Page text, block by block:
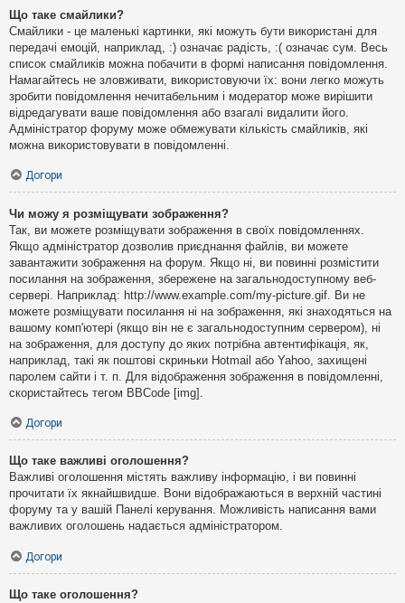
Що таке смайлики?
Смайлики - це маленькі картинки, які можуть бути використані для
передачі емоцій, наприклад, :) означає радість, :( означає сум. Весь
список смайликів можна побачити в формі написання повідомлення.
Намагайтесь не зловживати, використовуючи їх: вони легко можуть
зробити повідомлення нечитабельним і модератор може вирішити
відредагувати ваше повідомлення або взагалі видалити його.
Адміністратор форуму може обмежувати кількість смайликів, які
можна використовувати в повідомленні.
Догори
Чи можу я розміщувати зображення?
Так, ви можете розміщувати зображення в своїх повідомленнях.
Якщо адміністратор дозволив приєднання файлів, ви можете
завантажити зображення на форум. Якщо ні, ви повинні розмістити
посилання на зображення, збережене на загальнодоступному веб-
сервері. Наприклад: http://www.example.com/my-picture.gif. Ви не
можете розміщувати посилання ні на зображення, які знаходяться на
вашому комп'ютері (якщо він не є загальнодоступним сервером), ні
на зображення, для доступу до яких потрібна автентифікація, як,
наприклад, такі як поштові скриньки Hotmail або Yahoo, захищені
паролем сайти і т. п. Для відображення зображення в повідомленні,
скористайтесь тегом BBCode [img].
Догори
Що таке важливі оголошення?
Важливі оголошення містять важливу інформацію, і ви повинні
прочитати їх якнайшвидше. Вони відображаються в верхній частині
форуму та у вашій Панелі керування. Можливість написання вами
важливих оголошень надається адміністратором.
Догори
Що таке оголошення?